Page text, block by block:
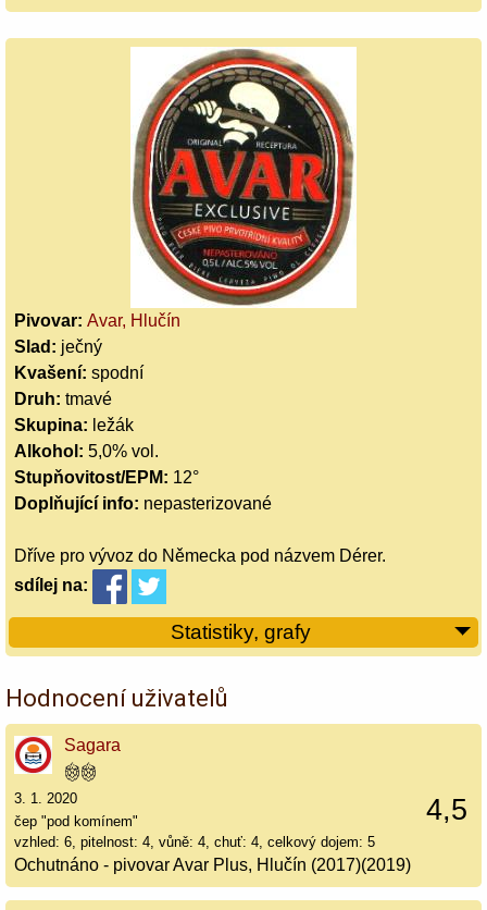
Pivovar: Avar, Hlučín
Slad: ječný
Kvašení: spodní
Druh: tmavé
Skupina: ležák
Alkohol: 5,0% vol.
Stupňovitost/EPM: 12°
Doplňující info: nepasterizované
Dříve pro vývoz do Německa pod názvem Dérer.
sdílej na:
Statistiky, grafy
Hodnocení uživatelů
Sagara
4,5
3. 1. 2020
čep "pod komínem"
vzhled: 6, pitelnost: 4, vůně: 4, chuť: 4, celkový dojem: 5
Ochutnáno - pivovar Avar Plus, Hlučín (2017)(2019)